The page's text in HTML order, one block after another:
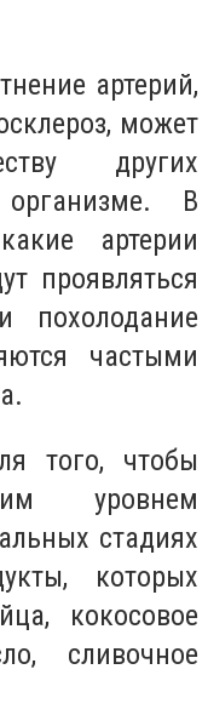
артерий,
может
других
В
артерии
проявляться
похолодание
частыми
того, чтобы
уровнем
стадиях
которых
кокосовое
сливочное